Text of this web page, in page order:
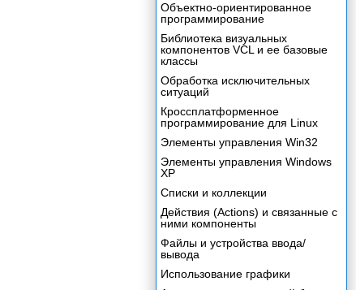
Объектно-ориентированное
программирование
Библиотека визуальных
компонентов VCL и ее базовые
классы
Обработка исключительных
ситуаций
Кроссплатформенное
программирование для Linux
Элементы управления Win32
Элементы управления Windows
XP
Списки и коллекции
Действия (Actions) и связанные с
ними компоненты
Файлы и устройства ввода/
вывода
Использование графики